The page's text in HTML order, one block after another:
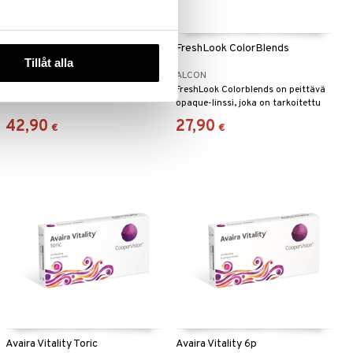
Tillåt alla
TOTAL30 6p
42,90 €
FreshLook ColorBlends
ALCON
FreshLook Colorblends on peittävä
opaque-linssi, joka on tarkoitettu
tumman silmänvärin
muuttamiseen.
27,90 €
Avaira Vitality Toric Avaira Vitality 6p